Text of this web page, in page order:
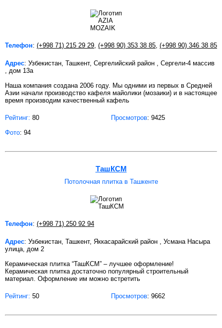
Телефон: (+998 71) 215 29 29 (+998 90) 353 38 85 (+998 90) 346 38 85
Адрес: Узбекистан, Ташкент, Сергелийский район , Сергели-4 массив
, дом 13а
Наша компания создана 2006 году. Мы одними из первых в Средней
Азии начали производство кафеля майолики (мозаики) и в настоящее
время производим качественный кафель
Рейтинг: 80 Просмотров: 9425
Фото: 94
ТашКСМ
Потолочная плитка в Ташкенте
Телефон: (+998 71) 250 92 94
Адрес: Узбекистан, Ташкент, Яккасарайский район , Усмана Насыра
улица, дом 2
Керамическая плитка “ТашКСМ” – лучшее оформление!
Керамическая плитка достаточно популярный строительный
материал. Оформление им можно встретить
Рейтинг: 50 Просмотров: 9662